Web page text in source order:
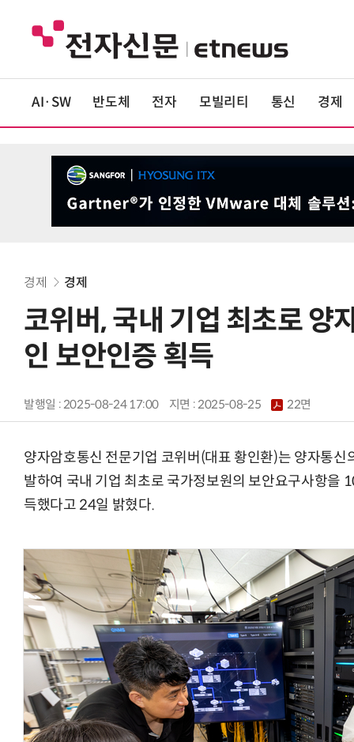
AI·SW 반도체 전자 모빌리티 통신 경제
경제 경제
코위버, 국내 기업 최초로 양
인 보안인증 획득
발행일 : 2025-08-24 17:00 지면 :2025-08-25 22면
양자암호통신 전문기업 코위버(대표 황인환)는 양자통
발하여 국내 기업 최초로 국가정보원의 보안요구사항을
득했다고 24일 밝혔다.